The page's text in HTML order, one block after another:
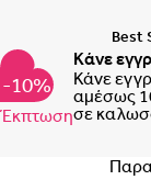
Best
-10%
Έκπτωση
Κάνε
Κάνε
αμέσως
σε